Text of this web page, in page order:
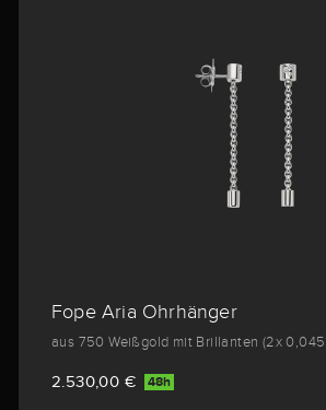
Fope Aria Ohrhänger
aus 750 Weißgold mit Brillanten (2x
2.530,00 € 48h